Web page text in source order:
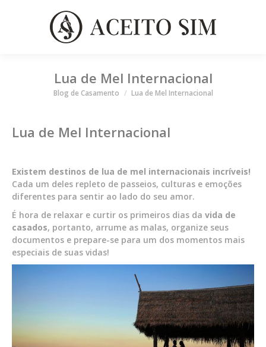
Lua de Mel Internacional
Você está aqui
Blog de Casamento Lua de Mel Internacional
Lua de Mel Internacional
Existem destinos de lua de mel internacionais incríveis!
Cada um deles repleto de passeios, culturas e emoções
diferentes para sentir ao lado do seu amor.
É hora de relaxar e curtir os primeiros dias da vida de
casados, portanto, arrume as malas, organize seus
documentos e prepare-se para um dos momentos mais
especiais de suas vidas!